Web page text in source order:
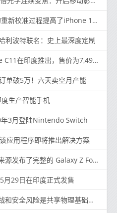
提高了iPhone 11用户的电池健康百分比
利波特联名：史上最深度定制
推出，售价为7,499卢比（100美元）
单破5万！六天卖空月产能
生产智能手机
3月登陆Nintendo Switch
应用程序即将推出解决方案
Galaxy Z Fold 3 规格，UDC 可能会令人失望
月29日在印度正式发售
风险是共享物理基础架构的事实